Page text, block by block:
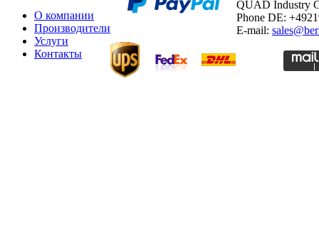
О компании
Производители
Услуги
Контакты
QUAD Industry
Phone DE:
E-mail: